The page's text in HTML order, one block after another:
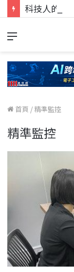
首頁 / 精準監控
精準監控